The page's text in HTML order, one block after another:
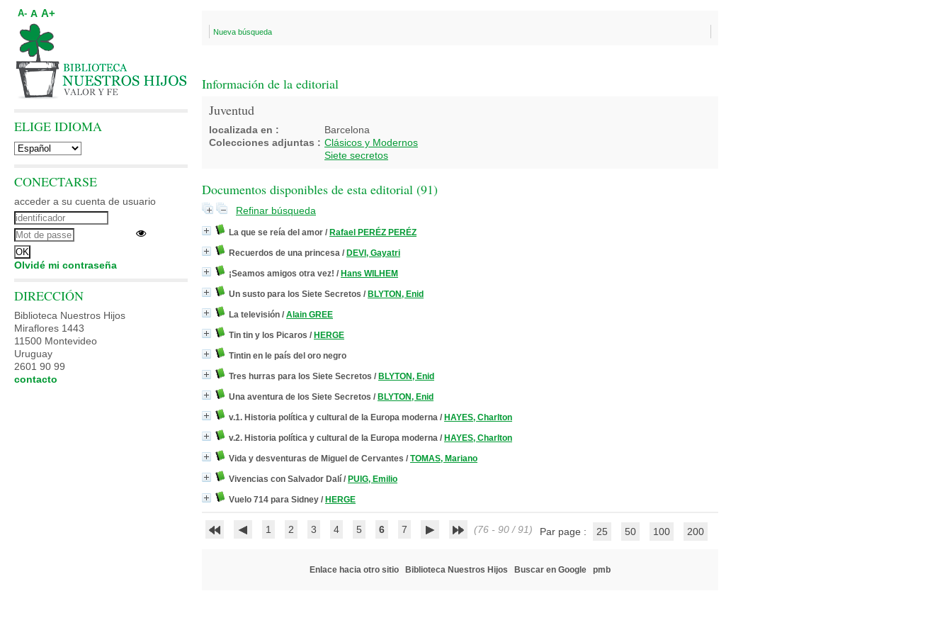
Nueva búsqueda
Información de la editorial
Juventud
localizada en :
Barcelona
Colecciones adjuntas : Clásicos y Modernos
Siete secretos
Documentos disponibles de esta editorial (91)
Refinar búsqueda
La que se reía del amor / Rafael PERÉZ PERÉZ
Recuerdos de una princesa / DEVI, Gayatri
¡Seamos amigos otra vez! / Hans WILHEM
Un susto para los Siete Secretos / BLYTON, Enid
La televisión / Alain GREE
Tin tin y los Picaros / HERGE
Tintin en le país del oro negro
Tres hurras para los Siete Secretos / BLYTON, Enid
Una aventura de los Siete Secretos / BLYTON, Enid
v.1. Historia política y cultural de la Europa moderna / HAYES, Charlton
v.2. Historia política y cultural de la Europa moderna / HAYES, Charlton
Vida y desventuras de Miguel de Cervantes / TOMAS, Mariano
Vivencias con Salvador Dalí / PUIG, Emilio
Vuelo 714 para Sidney / HERGE
1 2 3 4 5 6 7 (76 - 90 / 91) Par page : 25 50 100 200
Enlace hacia otro sitio Biblioteca Nuestros Hijos Buscar en Google pmb
A- A A+
ELIGE IDIOMA
CONECTARSE
acceder a su cuenta de usuario
Olvidé mi contraseña
DIRECCIÓN
Biblioteca Nuestros Hijos
Miraflores 1443
11500 Montevideo
Uruguay
2601 90 99
contacto